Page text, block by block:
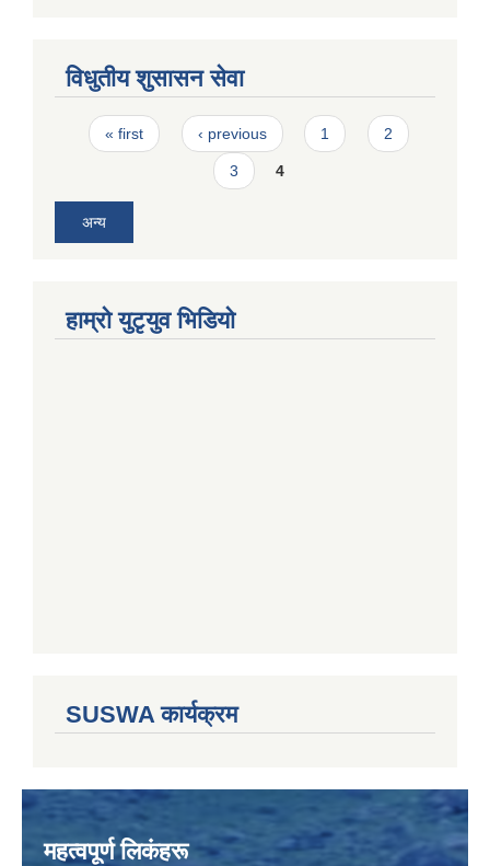
विधुतीय शुसासन सेवा
Pages
« first ‹ previous 1 2
3 4
अन्य
हाम्राे युटृयुव भिडियाे
SUSWA कार्यक्रम
महत्वपूर्ण लिकंहरू